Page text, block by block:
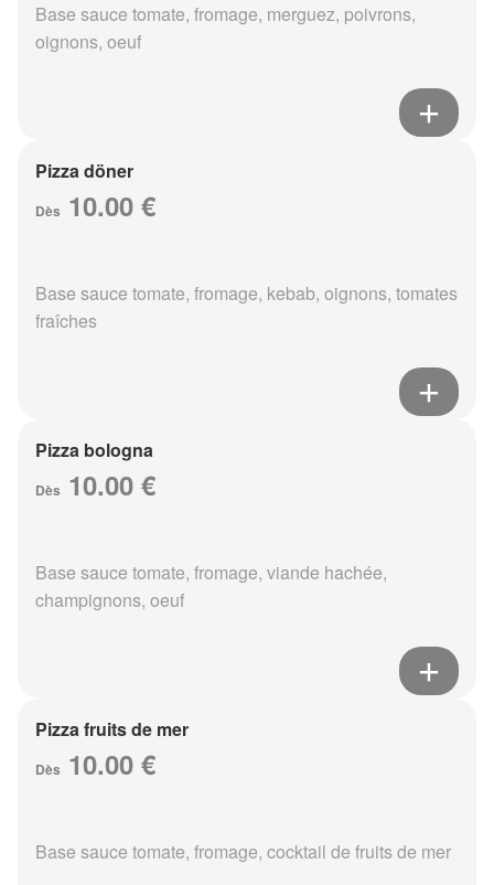
Base sauce tomate, fromage, merguez, poivrons,
oignons, oeuf
Pizza döner
Dès 10.00 €
Base sauce tomate, fromage, kebab, oignons, tomates
fraîches
Pizza bologna
Dès 10.00 €
Base sauce tomate, fromage, viande hachée,
champignons, oeuf
Pizza fruits de mer
Dès 10.00 €
Base sauce tomate, fromage, cocktail de fruits de mer